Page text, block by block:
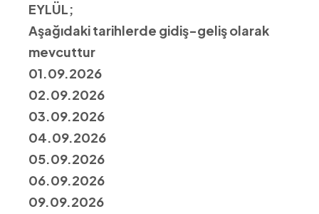
EYLÜL;
Aşağıdaki tarihlerde gidiş-geliş olarak
mevcuttur
01.09.2026
02.09.2026
03.09.2026
04.09.2026
05.09.2026
06.09.2026
09.09.2026